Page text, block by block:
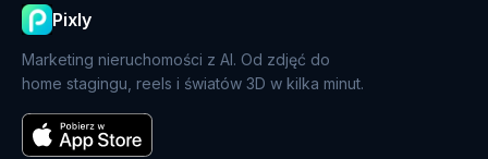
Pixly
Marketing nieruchomości z AI. Od zdjęć do
home stagingu, reels i światów 3D w kilka minut.